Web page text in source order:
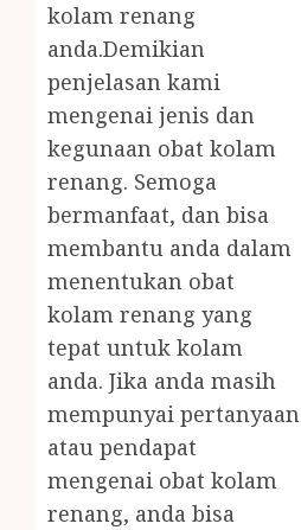
kolam renang
anda.Demikian
penjelasan kami
mengenai jenis dan
kegunaan obat kolam
renang. Semoga
bermanfaat, dan bisa
membantu anda dalam
menentukan obat
kolam renang yang
tepat untuk kolam
anda. Jika anda masih
mempunyai pertanyaan
atau pendapat
mengenai obat kolam
renang, anda bisa